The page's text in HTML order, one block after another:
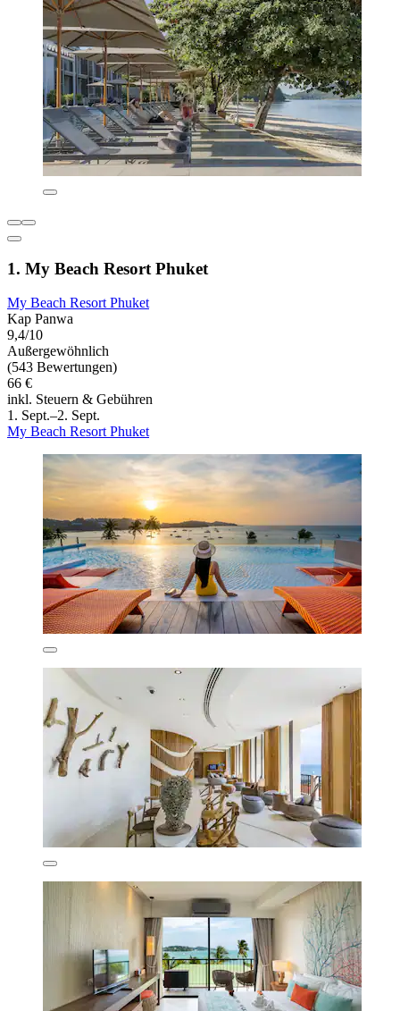
1. My Beach Resort Phuket
My Beach Resort Phuket
Kap Panwa
9,4/10
Außergewöhnlich
(543 Bewertungen)
66 €
inkl. Steuern & Gebühren
1. Sept.–2. Sept.
My Beach Resort Phuket